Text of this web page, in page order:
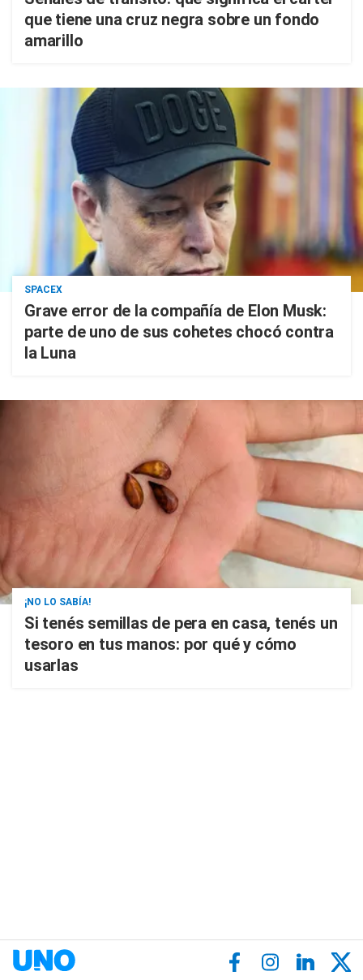
que tiene una cruz negra sobre un fondo
amarillo
SPACEX
Grave error de la compañía de Elon Musk:
parte de uno de sus cohetes chocó contra
la Luna
¡NO LO SABÍA!
Si tenés semillas de pera en casa, tenés un
tesoro en tus manos: por qué y cómo
usarlas